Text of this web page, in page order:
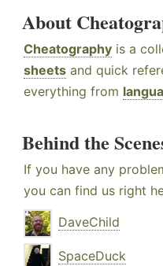
About
Cheatography is a
sheets and quick
everything from
Behind the
If you have any
you can find us right
DaveChild
SpaceDuck